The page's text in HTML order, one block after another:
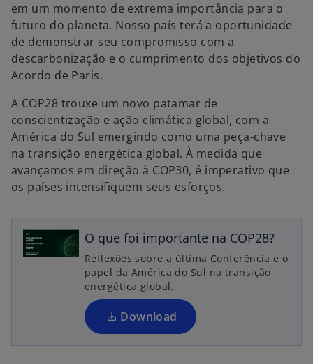
em um momento de extrema importância para o
futuro do planeta. Nosso país terá a oportunidade
de demonstrar seu compromisso com a
descarbonização e o cumprimento dos objetivos do
Acordo de Paris.
A COP28 trouxe um novo patamar de
conscientização e ação climática global, com a
América do Sul emergindo como uma peça-chave
na transição energética global. À medida que
avançamos em direção à COP30, é imperativo que
os países intensifiquem seus esforços.
O que foi importante na COP28?
Reflexões sobre a última Conferência e o
papel da América do Sul na transição
energética global.
Download
a
r
e
m
u
m
a
n
o